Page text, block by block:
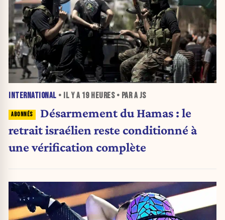
INTERNATIONAL • IL Y A 19 HEURES• PAR A JS
Désarmement du Hamas : le
retrait israélien reste conditionné à
une vérification complète